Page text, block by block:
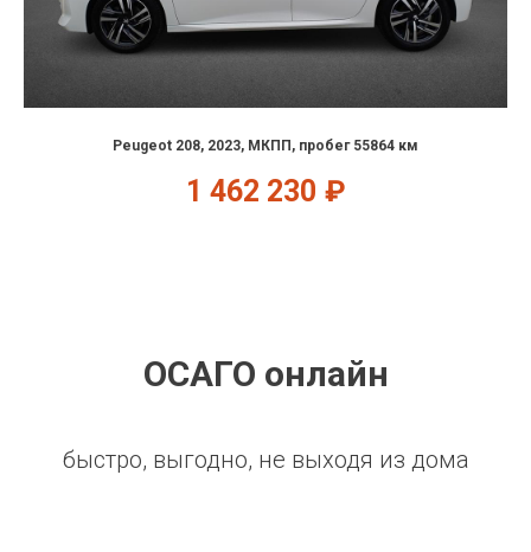
Peugeot 208, 2023, МКПП, пробег 55864 км
1 462 230 ₽
ОСАГО онлайн
быстро, выгодно, не выходя из дома